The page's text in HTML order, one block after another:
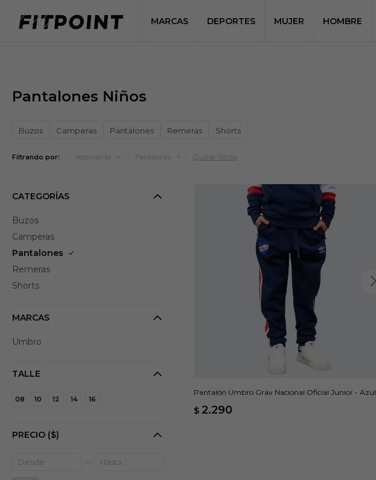
MARCAS DEPORTES MUJER HOMBRE
Pantalones Niños
Buzos Camperas Pantalones Remeras Shorts
Filtrando por: Vestimenta Pantalones Quitar filtros
Pantalón Umbro Grav Nacional Oficial Junior - Azul
$ 2.290
CATEGORÍAS
Buzos
Camperas
Pantalones
Remeras
Shorts
MARCAS
Umbro
TALLE
08 10 12 14 16
PRECIO ($)